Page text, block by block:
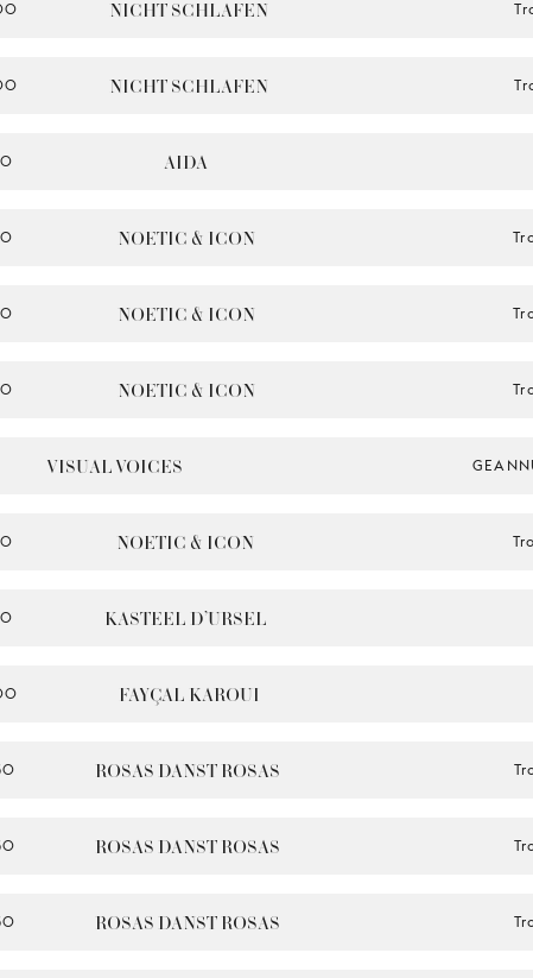
NICHT SCHLAFEN
NICHT SCHLAFEN
AIDA
NOETIC & ICON
NOETIC & ICON
NOETIC & ICON
VISUAL VOICES
NOETIC & ICON
KASTEEL D’URSEL
FAYÇAL KAROUI
ROSAS DANST ROSAS
ROSAS DANST ROSAS
ROSAS DANST ROSAS